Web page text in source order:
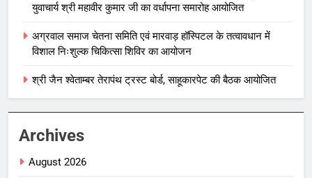
युवाचार्य श्री महावीर कुमार जी का वर्धापना समारोह आयोजित
अग्रवाल समाज चेतना समिति एवं मारवाड़ हॉस्पिटल के तत्वावधान में
विशाल निःशुल्क चिकित्सा शिविर का आयोजन
श्री जैन श्वेताम्बर तेरापंथ ट्रस्ट बोर्ड, साहूकारपेट की बैठक आयोजित
Archives
August 2026